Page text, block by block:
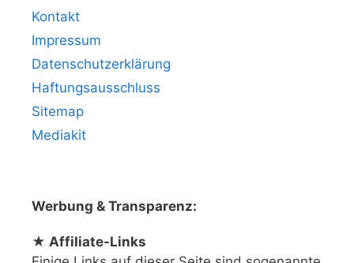
Kontakt
Impressum
Datenschutzerklärung
Haftungsausschluss
Sitemap
Mediakit
Werbung & Transparenz:
★ Affiliate-Links